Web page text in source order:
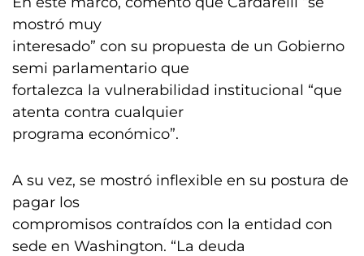
mostró muy
interesado” con su propuesta de un Gobierno
semi parlamentario que
fortalezca la vulnerabilidad institucional “que
atenta contra cualquier
programa económico”.
A su vez, se mostró inflexible en su postura de
pagar los
compromisos contraídos con la entidad con
sede en Washington. “La deuda